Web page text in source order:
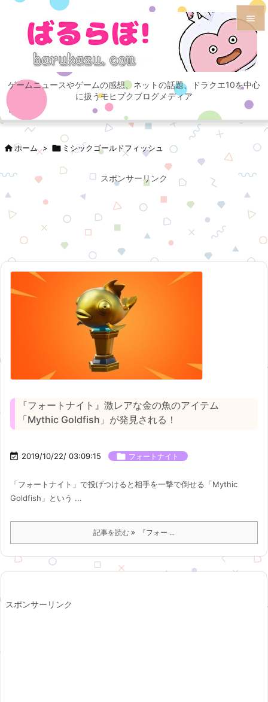
ゲームニュースやゲームの感想、ネットの話題、ドラクエ10を中心
に扱うモヒプクブログメディア

メニュ

サイド

次へ
検索
ホーム >  ミシックゴールドフィッシュ
スポンサーリンク
『フォートナイト』激レアな金の魚のアイテム
「Mythic Goldfish」が発見される！
 2019/10/22/ 03:09:15  フォートナイト
「フォートナイト」で投げつけると相手を一撃で倒せる「Mythic
Goldfish」という ...
記事を読む 『フォー ...
スポンサーリンク